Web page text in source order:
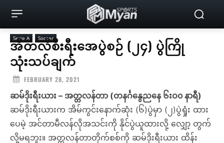
Serie A Soccer
အီတလီစီးရီးအေပွဲစဉ် (၂၄) ပွဲကြို
သုံးသပ်ချက်
FEBRUARY 28, 2021
ဆမ်ဒိုးရီးယား – အတ္တလန်တာ (တနင်္ဂနွေညနေ ၆းဝ၀ နာရီ)
ဆမ်ဒိုးရီးယားက အိမ်ကွင်းနောက်ဆုံး (၆)ပွဲမှာ (၂)ပွဲရှုံး ထား
ပေမဲ့ အင်တာမီလန်လိုအသင်းကို နိုင်ပွဲယူထားလို့ လျှော့ တွက်
လို့မရဘူး။ အတ္တလန်တာတိုက်စစ်ကို ဆမ်ဒိုးရီးယား ထိန်း